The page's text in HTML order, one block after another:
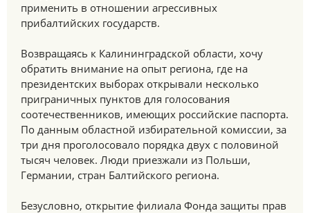
применить в отношении агрессивных
прибалтийских государств.
Возвращаясь к Калининградской области, хочу
обратить внимание на опыт региона, где на
президентских выборах открывали несколько
приграничных пунктов для голосования
соотечественников, имеющих российские паспорта.
По данным областной избирательной комиссии, за
три дня проголосовало порядка двух с половиной
тысяч человек. Люди приезжали из Польши,
Германии, стран Балтийского региона.
Безусловно, открытие филиала Фонда защиты прав